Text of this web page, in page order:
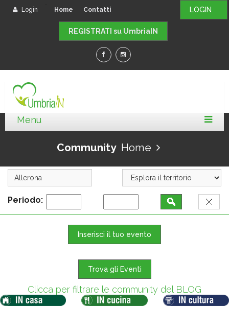
LOGIN
Login Home Contatti
REGISTRATI su UmbriaIN
Community Home
Periodo:
Inserisci il tuo evento
Trova gli Eventi
Clicca per filtrare le community del BLOG